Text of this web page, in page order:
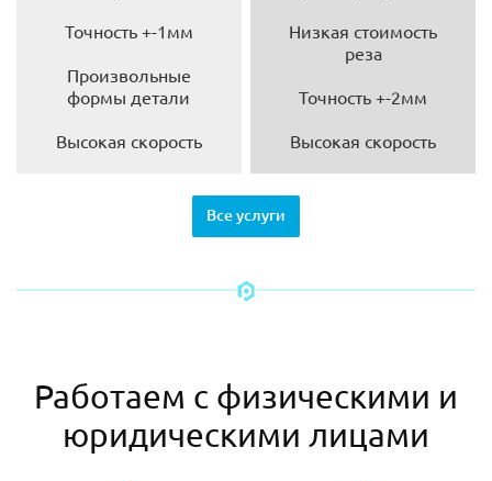
Точность +-1мм
Произвольные
формы детали
Высокая скорость
Низкая стоимость
реза
Точность +-2мм
Высокая скорость
Все услуги
Работаем с физическими и
юридическими лицами